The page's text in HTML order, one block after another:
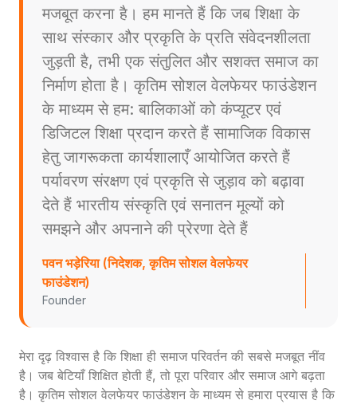
मजबूत करना है। हम मानते हैं कि जब शिक्षा के
साथ संस्कार और प्रकृति के प्रति संवेदनशीलता
जुड़ती है, तभी एक संतुलित और सशक्त समाज का
निर्माण होता है। कृतिम सोशल वेलफेयर फाउंडेशन
के माध्यम से हम: बालिकाओं को कंप्यूटर एवं
डिजिटल शिक्षा प्रदान करते हैं सामाजिक विकास
हेतु जागरूकता कार्यशालाएँ आयोजित करते हैं
पर्यावरण संरक्षण एवं प्रकृति से जुड़ाव को बढ़ावा
देते हैं भारतीय संस्कृति एवं सनातन मूल्यों को
समझने और अपनाने की प्रेरणा देते हैं
पवन भड़ेरिया (निदेशक, कृतिम सोशल वेलफेयर
फाउंडेशन)
Founder
मेरा दृढ़ विश्वास है कि शिक्षा ही समाज परिवर्तन की सबसे मजबूत नींव
है। जब बेटियाँ शिक्षित होती हैं, तो पूरा परिवार और समाज आगे बढ़ता
है। कृतिम सोशल वेलफेयर फाउंडेशन के माध्यम से हमारा प्रयास है कि